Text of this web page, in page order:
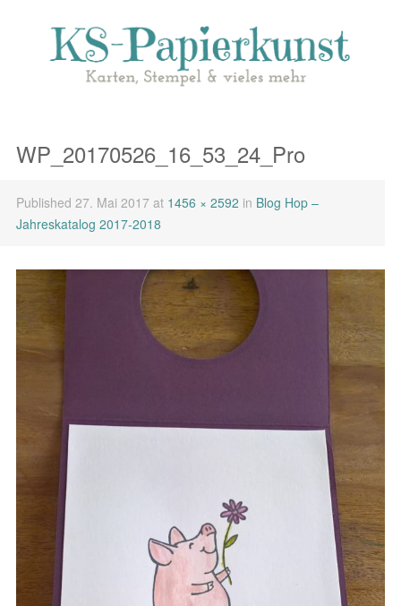
WP_20170526_16_53_24_Pro
Published 27. Mai 2017 at 1456 × 2592 in Blog Hop –
Jahreskatalog 2017-2018